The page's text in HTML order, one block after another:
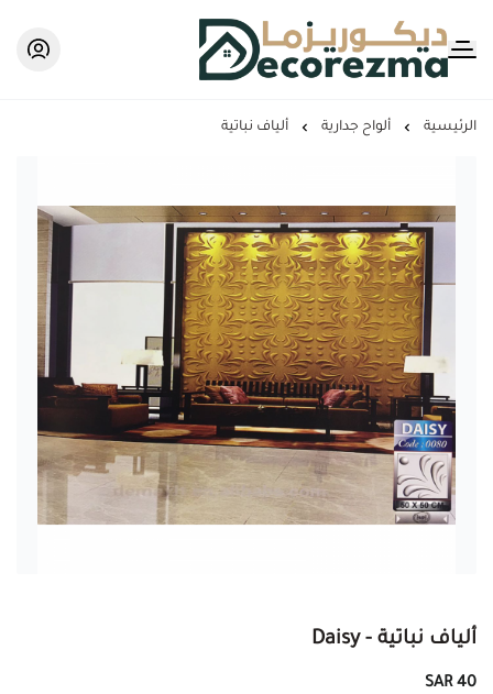
Decorezma
الرئيسية ألواح جدارية ألياف نباتية
ألياف نباتية - Daisy
40 SAR